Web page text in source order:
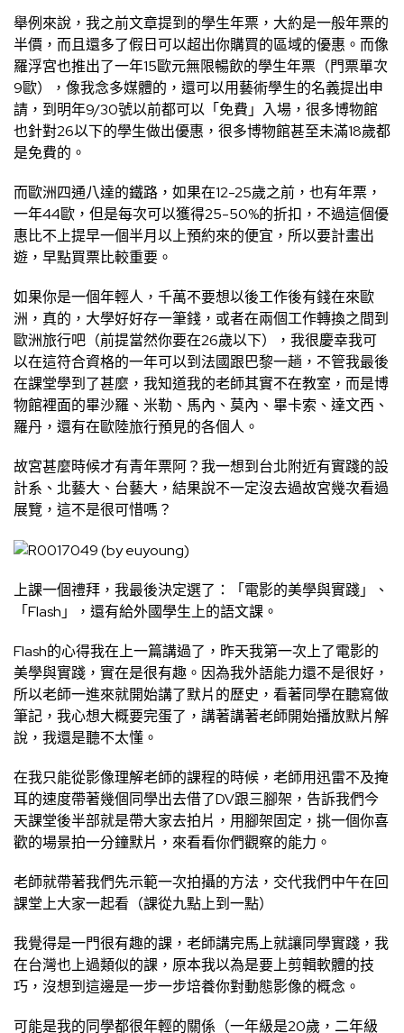
舉例來說，我之前文章提到的學生年票，大約是一般年票的
半價，而且還多了假日可以超出你購買的區域的優惠。而像
羅浮宮也推出了一年15歐元無限暢飲的學生年票（門票單次
9歐），像我念多媒體的，還可以用藝術學生的名義提出申
請，到明年9/30號以前都可以「免費」入場，很多博物館
也針對26以下的學生做出優惠，很多博物館甚至未滿18歲都
是免費的。
而歐洲四通八達的鐵路，如果在12-25歲之前，也有年票，
一年44歐，但是每次可以獲得25-50%的折扣，不過這個優
惠比不上提早一個半月以上預約來的便宜，所以要計畫出
遊，早點買票比較重要。
如果你是一個年輕人，千萬不要想以後工作後有錢在來歐
洲，真的，大學好好存一筆錢，或者在兩個工作轉換之間到
歐洲旅行吧（前提當然你要在26歲以下），我很慶幸我可
以在這符合資格的一年可以到法國跟巴黎一趟，不管我最後
在課堂學到了甚麼，我知道我的老師其實不在教室，而是博
物館裡面的畢沙羅、米勒、馬內、莫內、畢卡索、達文西、
羅丹，還有在歐陸旅行預見的各個人。
故宮甚麼時候才有青年票阿？我一想到台北附近有實踐的設
計系、北藝大、台藝大，結果說不一定沒去過故宮幾次看過
展覽，這不是很可惜嗎？
上課一個禮拜，我最後決定選了：「電影的美學與實踐」、
「Flash」，還有給外國學生上的語文課。
Flash的心得我在上一篇講過了，昨天我第一次上了電影的
美學與實踐，實在是很有趣。因為我外語能力還不是很好，
所以老師一進來就開始講了默片的歷史，看著同學在聽寫做
筆記，我心想大概要完蛋了，講著講著老師開始播放默片解
說，我還是聽不太懂。
在我只能從影像理解老師的課程的時候，老師用迅雷不及掩
耳的速度帶著幾個同學出去借了DV跟三腳架，告訴我們今
天課堂後半部就是帶大家去拍片，用腳架固定，挑一個你喜
歡的場景拍一分鐘默片，來看看你們觀察的能力。
老師就帶著我們先示範一次拍攝的方法，交代我們中午在回
課堂上大家一起看（課從九點上到一點）
我覺得是一門很有趣的課，老師講完馬上就讓同學實踐，我
在台灣也上過類似的課，原本我以為是要上剪輯軟體的技
巧，沒想到這邊是一步一步培養你對動態影像的概念。
可能是我的同學都很年輕的關係（一年級是20歲，二年級